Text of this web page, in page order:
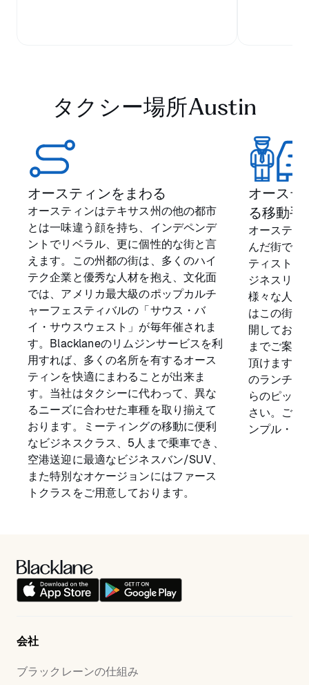
タクシー場所Austin
オースティンをまわる
オースティンはテキサス州の他の都市
とは一味違う顔を持ち、インデペンデ
ントでリベラル、更に個性的な街と言
えます。この州都の街は、多くのハイ
テク企業と優秀な人材を抱え、文化面
では、アメリカ最大級のポップカルチ
ャーフェスティバルの「サウス・バ
イ・サウスウェスト」が毎年催されま
す。Blacklaneのリムジンサービスを利
用すれば、多くの名所を有するオース
ティンを快適にまわることが出来ま
す。当社はタクシーに代わって、異な
るニーズに合わせた車種を取り揃えて
おります。ミーティングの移動に便利
なビジネスクラス、5人まで乗車でき、
空港送迎に最適なビジネスバン/SUV、
また特別なオケージョンにはファース
トクラスをご用意しております。
オーステ
る移動
オースティ
んだ街であ
ティスト、
ジネスリー
様々な人が
はこの街で
開しており
までご案
頂けますの
のランチ、
らのピック
さい。ご
ンプル・ス
会社
ブラックレーンの仕組み